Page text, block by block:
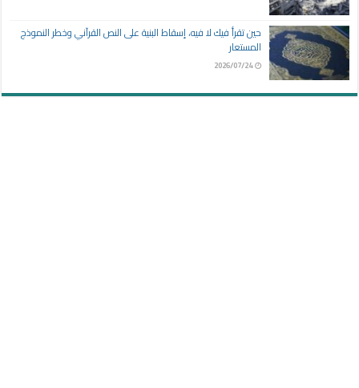
حين تقرأ فيك لا فيه، إسقاط البنية على النص القرآني وخطر النموذج
المستعار
2026/07/24